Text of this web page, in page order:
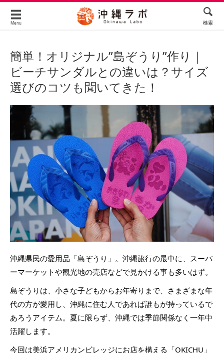
Menu 検索
簡単！オリジナル”島ぞうり”作り｜
ビーチサンダルとの違いは？サイズ
選びのコツも聞いてきた！
沖縄県民の愛用品「島ぞうり」。沖縄旅行の最中に、スーパ
ーマーケットや観光地の売店などで見かける事も多いはず。
島ぞうりは、小さな子どもからお年寄りまで、さまざまな年
代の方が愛用し、沖縄に住む人であれば誰もが持っているで
あろうアイテム。夏に限らず、沖縄では季節関係なく一年中
活躍します。
今回は美浜アメリカンビレッジにお店を構える「OKICHU」